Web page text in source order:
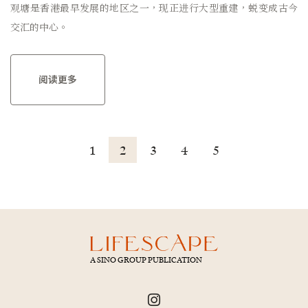
观塘是香港最早发展的地区之一，现正进行大型重建，蜕变成古今
交汇的中心。
阅读更多
1 2 3 4 5
A SINO GROUP PUBLICATION